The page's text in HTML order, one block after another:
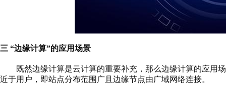
三 “边缘计算”的应用场景
既然边缘计算是云计算的重要补充，那么边缘计算的应用
近于用户，即站点分布范围广且边缘节点由广域网络连接。